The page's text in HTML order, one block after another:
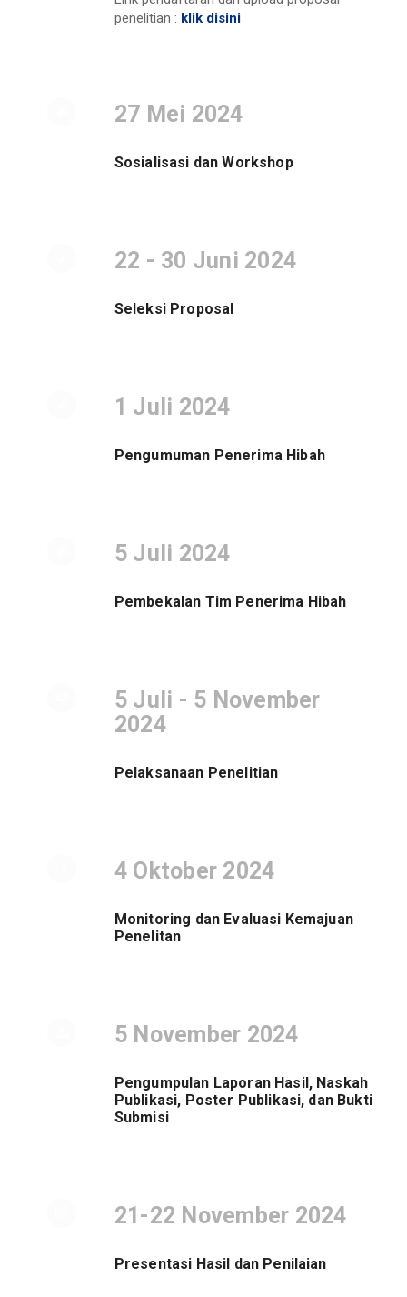
penelitian : klik disini
27 Mei 2024
Sosialisasi dan Workshop
22 - 30 Juni 2024
Seleksi Proposal
1 Juli 2024
Pengumuman Penerima Hibah
5 Juli 2024
Pembekalan Tim Penerima Hibah
5 Juli - 5 November
2024
Pelaksanaan Penelitian
4 Oktober 2024
Monitoring dan Evaluasi Kemajuan
Penelitan
5 November 2024
Pengumpulan Laporan Hasil, Naskah
Publikasi, Poster Publikasi, dan Bukti
Submisi
21-22 November 2024
Presentasi Hasil dan Penilaian